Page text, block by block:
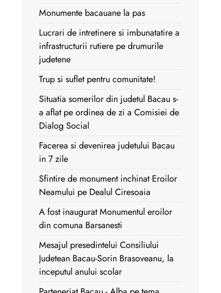
Monumente bacauane la pas
Lucrari de intretinere si imbunatatire a
infrastructurii rutiere pe drumurile
judetene
Trup si suflet pentru comunitate!
Situatia somerilor din judetul Bacau s-
a aflat pe ordinea de zi a Comisiei de
Dialog Social
Facerea si devenirea judetului Bacau
in 7 zile
Sfintire de monument inchinat Eroilor
Neamului pe Dealul Ciresoaia
A fost inaugurat Monumentul eroilor
din comuna Barsanesti
Mesajul presedintelui Consiliului
Judetean Bacau-Sorin Brasoveanu, la
inceputul anului scolar